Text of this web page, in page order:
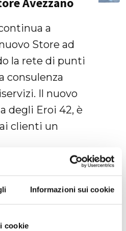
Informazioni sui cookie
cookie
a
Store ad
la rete di punti
consulenza
Il nuovo
degli Eroi 42, è
clienti un